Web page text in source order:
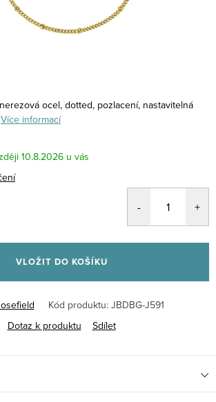
ocel, dotted, pozlacení, nastavitelná
Více informací
10.8.2026
VLOŽIT DO KOŠÍKU
Kód produktu: JBDBG-J591
Dotaz k produktu
Sdílet